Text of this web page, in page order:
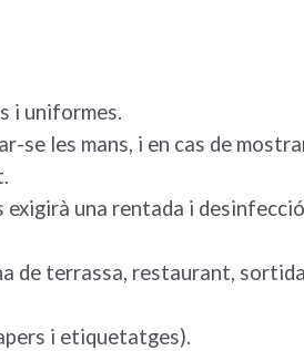
i uniformes.
se les mans, i en cas de
una rentada i
de terrassa, restaurant,
i etiquetatges).